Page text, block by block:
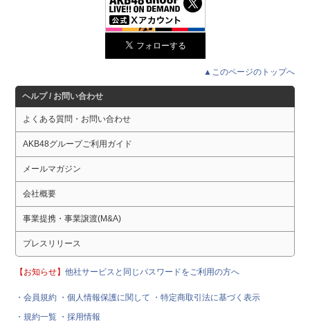
▲このページのトップへ
ヘルプ / お問い合わせ
よくある質問・お問い合わせ
AKB48グループご利用ガイド
メールマガジン
会社概要
事業提携・事業譲渡(M&A)
プレスリリース
【お知らせ】他社サービスと同じパスワードをご利用の方へ
・会員規約 ・個人情報保護に関して
・特定商取引法に基づく表示
・規約一覧 ・採用情報